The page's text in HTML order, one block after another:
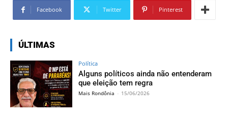
Facebook Twitter Pinterest
ÚLTIMAS
Política
Alguns políticos ainda não entenderam
que eleição tem regra
Mais Rondônia - 15/06/2026